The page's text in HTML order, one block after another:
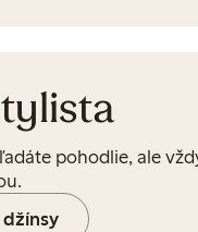
pohodlie, ale